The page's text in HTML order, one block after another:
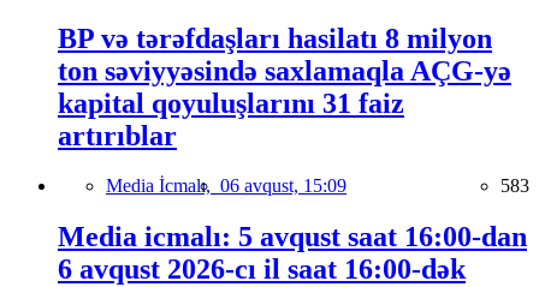
BP və tərəfdaşları hasilatı 8 milyon
ton səviyyəsində saxlamaqla AÇG-yə
kapital qoyuluşlarını 31 faiz
artırıblar
Media İcmalı, 06 avqust, 15:09 583
Media icmalı: 5 avqust saat 16:00-dan
6 avqust 2026-cı il saat 16:00-dək